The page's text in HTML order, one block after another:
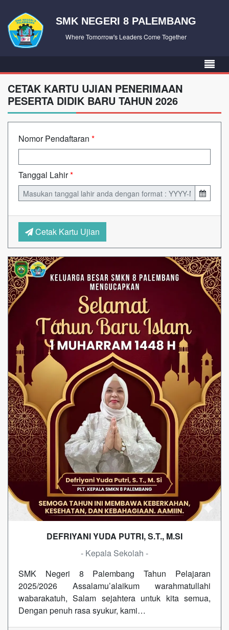
SMK NEGERI 8 PALEMBANG
Where Tomorrow's Leaders Come Together
CETAK KARTU UJIAN PENERIMAAN
PESERTA DIDIK BARU TAHUN 2026
Nomor Pendaftaran *
Tanggal Lahir*
Cetak Kartu Ujian
DEFRIYANI YUDA PUTRI, S.T., M.SI
- Kepala Sekolah -
SMK Negeri 8 Palembang Tahun Pelajaran
2025/2026 Assalamu’alaikum warahmatullahi
wabarakatuh, Salam sejahtera untuk kita semua,
Dengan penuh rasa syukur, kami…